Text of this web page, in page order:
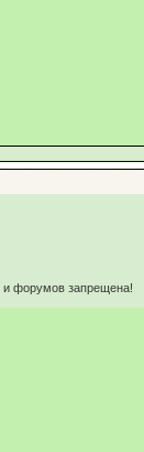
и форумов запрещена!